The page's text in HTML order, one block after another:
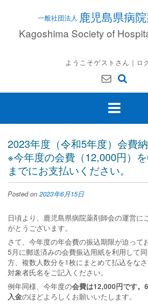
鹿児島県病
Kagoshima Society of
ようこそゲストさん｜ ロ
2023年度（令和5年度）会費
※今年度の会費（12,000円）を
までにお支払いください。
Posted on 2023年6月15日
日頃より、鹿児島県病院薬剤師会の運営に
がとうございます。
さて、今年度の年会費の振込期限が迫って
5月に郵送済みの会費振込用紙を利用して
方、複数人数分を1枚にまとめて払込をな
対象者氏名をご記入ください。
例年同様、今年度の会費は12,000円です。
入金のほどよろしくお願いいたします。